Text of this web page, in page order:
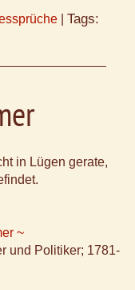
Tags:
in Lügen gerate,
~
und Politiker; 1781-